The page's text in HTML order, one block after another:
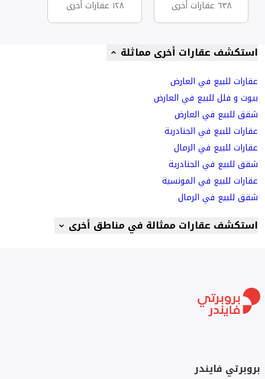
٦٣٨ عقارات أخرى ١٢٨ عقارات أخرى
استكشف عقارات أخرى مماثلة
عقارات للبيع في العارض
بيوت و فلل للبيع في العارض
شقق للبيع في العارض
عقارات للبيع في الجنادرية
عقارات للبيع في الرمال
شقق للبيع في الجنادرية
عقارات للبيع في المونسية
شقق للبيع في الرمال
استكشف عقارات ممثالة في مناطق أخرى
بروبرتي فايندر